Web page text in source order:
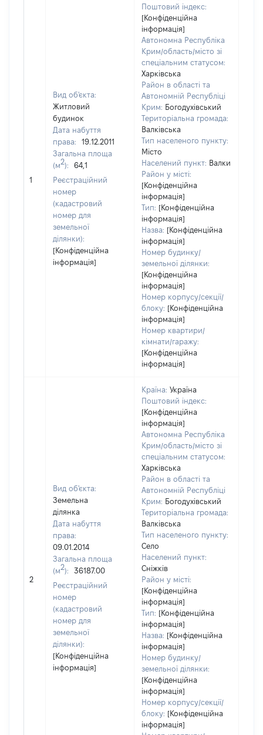
1
Вид об'єкта:
Житловий
будинок
Дата набуття
права:
19.12.2011
Загальна площа
(м2):
64,1
Реєстраційний
номер
(кадастровий
номер для
земельної
ділянки):
[Конфіденційна
інформація]
Поштовий індекс:
[Конфіденційна
інформація]
Автономна Республіка
Крим/область/місто зі
спеціальним статусом:
Харківська
Район в області та
Автономній Республіці
Крим: Богодухівський
Територіальна громада:
Валківська
Тип населеного пункту:
Місто
Населений пункт: Валки
Район у місті:
[Конфіденційна
інформація]
Тип: [Конфіденційна
інформація]
Назва: [Конфіденційна
інформація]
Номер будинку/
земельної ділянки:
[Конфіденційна
інформація]
Номер корпусу/секції/
блоку: [Конфіденційна
інформація]
Номер квартири/
кімнати/гаражу:
[Конфіденційна
інформація]
2
Вид об'єкта:
Земельна
ділянка
Дата набуття
права:
09.01.2014
Загальна площа
(м2):
36187.00
Реєстраційний
номер
(кадастровий
номер для
земельної
ділянки):
[Конфіденційна
інформація]
Країна: Україна
Поштовий індекс:
[Конфіденційна
інформація]
Автономна Республіка
Крим/область/місто зі
спеціальним статусом:
Харківська
Район в області та
Автономній Республіці
Крим: Богодухівський
Територіальна громада:
Валківська
Тип населеного пункту:
Село
Населений пункт:
Сніжків
Район у місті:
[Конфіденційна
інформація]
Тип: [Конфіденційна
інформація]
Назва: [Конфіденційна
інформація]
Номер будинку/
земельної ділянки:
[Конфіденційна
інформація]
Номер корпусу/секції/
блоку: [Конфіденційна
інформація]